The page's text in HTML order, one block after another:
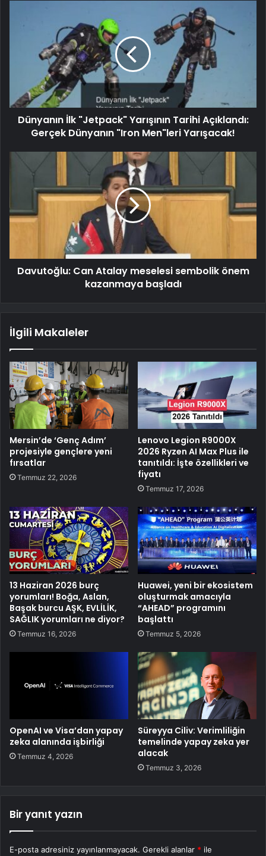
Dünyanın İlk "Jetpack" Yarışının Tarihi Açıklandı:
Gerçek Dünyanın "Iron Men"leri Yarışacak!
Davutoğlu: Can Atalay meselesi sembolik önem
kazanmaya başladı
İlgili Makaleler
Mersin’de ‘Genç Adım’
projesiyle gençlere yeni
fırsatlar
Temmuz 22, 2026
Lenovo Legion R9000X
2026 Ryzen AI Max Plus ile
tanıtıldı: İşte özellikleri ve
fiyatı
Temmuz 17, 2026
13 Haziran 2026 burç
yorumları! Boğa, Aslan,
Başak burcu AŞK, EVLİLİK,
SAĞLIK yorumları ne diyor?
Temmuz 16, 2026
Huawei, yeni bir ekosistem
oluşturmak amacıyla
“AHEAD” programını
başlattı
Temmuz 5, 2026
OpenAI ve Visa’dan yapay
zeka alanında işbirliği
Temmuz 4, 2026
Süreyya Ciliv: Verimliliğin
temelinde yapay zeka yer
alacak
Temmuz 3, 2026
Bir yanıt yazın
E-posta adresiniz yayınlanmayacak. Gerekli alanlar * ile